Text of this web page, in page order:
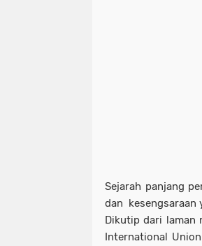
Sejarah panjang
dan kesengsaraan
Dikutip dari laman
International